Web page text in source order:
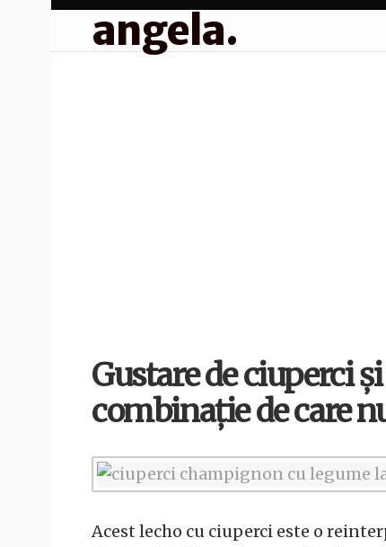
angela.
Gustare de ciuperci
combinație de care
Acest lecho cu ciuperci este o